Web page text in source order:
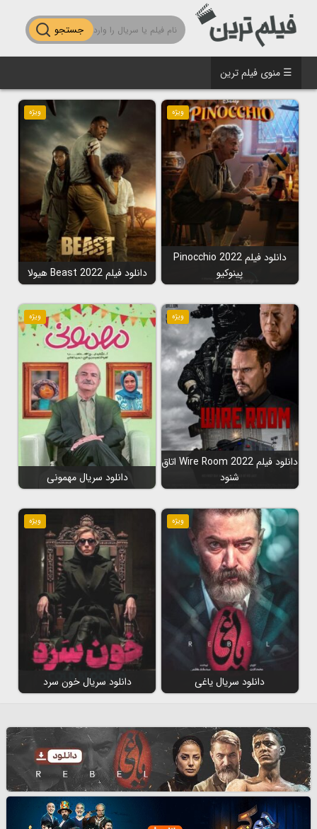
جستجو
☰ منوی فیلم ترین
ویژه
دانلود فیلم Pinocchio 2022
پینوکیو
ویژه
دانلود فیلم Beast 2022 هیولا
ویژه
دانلود فیلم Wire Room 2022 اتاق
شنود
ویژه
دانلود سریال مهمونی
ویژه
دانلود سریال یاغی
ویژه
دانلود سریال خون سرد